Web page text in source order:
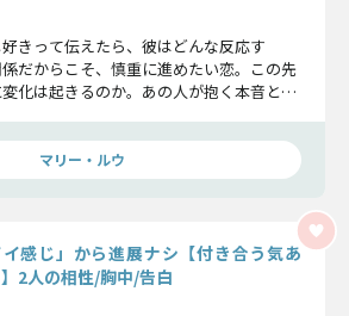
好きって伝えたら、彼はどんな反応す
だからこそ、慎重に進めたい恋。この先
化は起きるのか。あの人が抱く本音と真
マリー・ルウ
イ感じ」から進展ナシ【付き合う気あ
2人の相性/胸中/告白